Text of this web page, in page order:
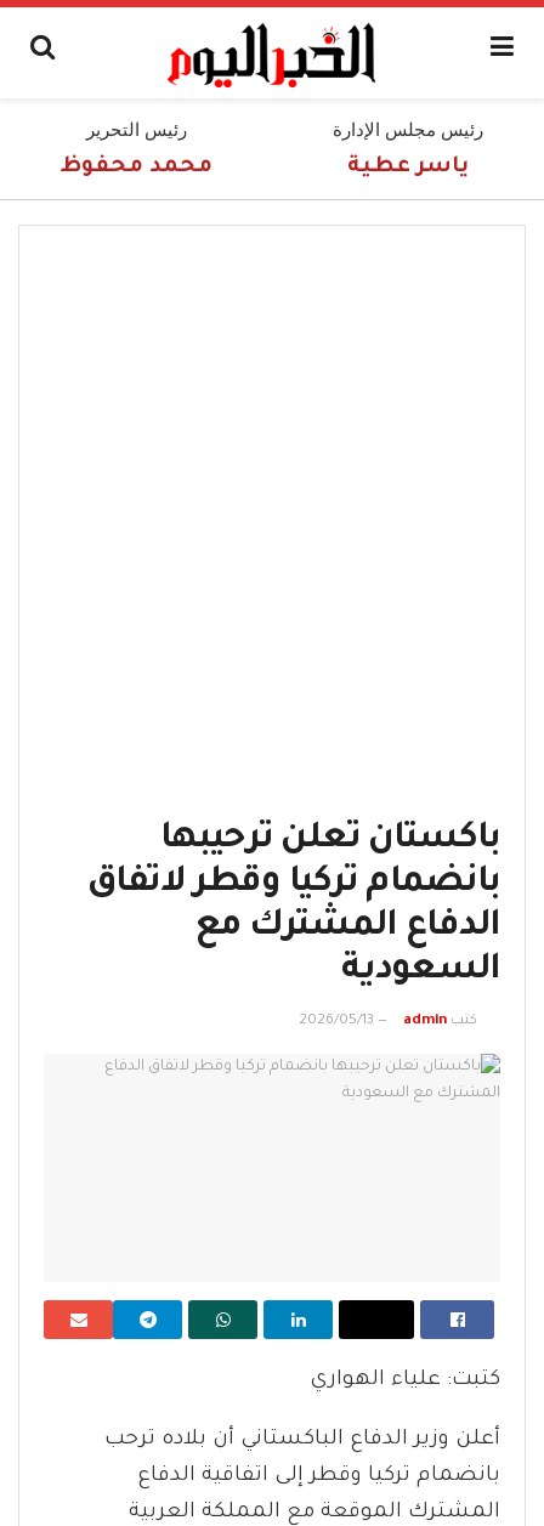
رئيس مجلس الإدارة
ياسر عطية
رئيس التحرير
محمد محفوظ
باكستان تعلن ترحيبها
بانضمام تركيا وقطر لاتفاق
الدفاع المشترك مع
السعودية
كتب admin
2026/05/13
كتبت: علياء الهواري
أعلن وزير الدفاع الباكستاني أن بلاده ترحب
بانضمام تركيا وقطر إلى اتفاقية الدفاع
المشترك الموقعة مع المملكة العربية